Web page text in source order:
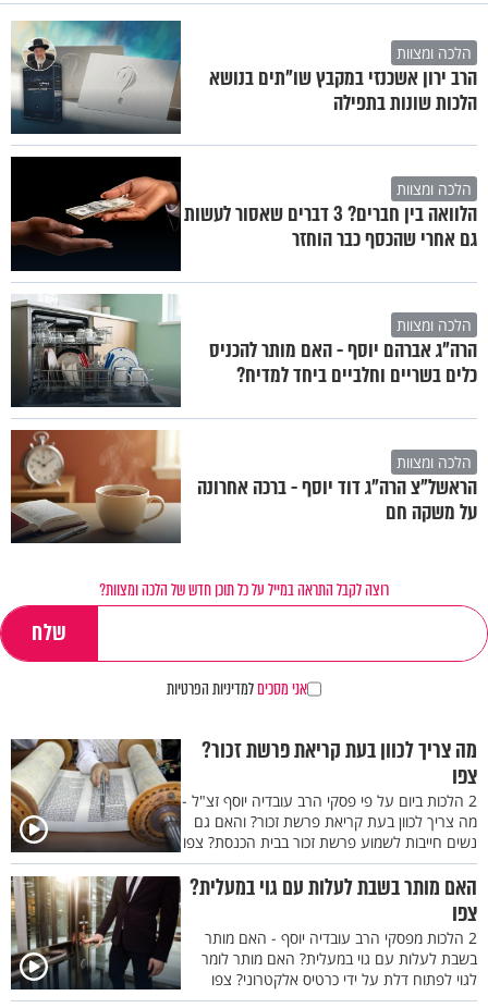
הלכה ומצוות
הרב ירון אשכנזי במקבץ שו"תים בנושא
הלכות שונות בתפילה
הלכה ומצוות
הלוואה בין חברים? 3 דברים שאסור לעשות
גם אחרי שהכסף כבר הוחזר
הלכה ומצוות
הרה"ג אברהם יוסף - האם מותר להכניס
כלים בשריים וחלביים ביחד למדיח?
הלכה ומצוות
הראשל"צ הרה"ג דוד יוסף - ברכה אחרונה
על משקה חם
רוצה לקבל התראה במייל על כל תוכן חדש של הלכה ומצוות?
אני מסכיםלמדיניות הפרטיות
מה צריך לכוון בעת קריאת פרשת זכור?
צפו
2 הלכות ביום על פי פסקי הרב עובדיה יוסף זצ"ל -
מה צריך לכוון בעת קריאת פרשת זכור? והאם גם
נשים חייבות לשמוע פרשת זכור בבית הכנסת? צפו
האם מותר בשבת לעלות עם גוי במעלית?
צפו
2 הלכות מפסקי הרב עובדיה יוסף - האם מותר
בשבת לעלות עם גוי במעלית? האם מותר לומר
לגוי לפתוח דלת על ידי כרטיס אלקטרוני? צפו